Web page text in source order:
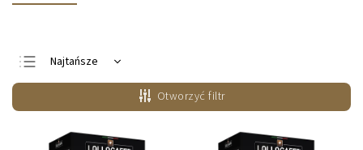
Najtańsze
Najdroższe
Alfabetycznie
Otworzyć filtr